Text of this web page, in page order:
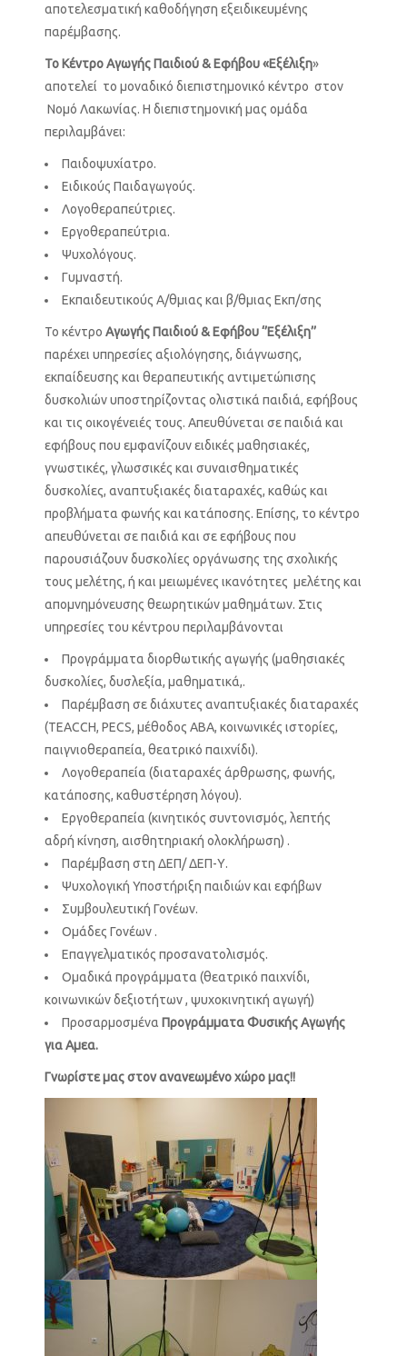
αποτελεσματική καθοδήγηση εξειδικευμένης
παρέμβασης.
Το Κέντρο Αγωγής Παιδιού & Εφήβου «Εξέλιξη»
αποτελεί το μοναδικό διεπιστημονικό κέντρο στον
Νομό Λακωνίας. Η διεπιστημονική μας ομάδα
περιλαμβάνει:
Παιδοψυχίατρο.
Ειδικούς Παιδαγωγούς.
Λογοθεραπεύτριες.
Εργοθεραπεύτρια.
Ψυχολόγους.
Γυμναστή.
Εκπαιδευτικούς Α/θμιας και β/θμιας Εκπ/σης
Το κέντρο Αγωγής Παιδιού & Εφήβου ‘’Εξέλιξη’’
παρέχει υπηρεσίες αξιολόγησης, διάγνωσης,
εκπαίδευσης και θεραπευτικής αντιμετώπισης
δυσκολιών υποστηρίζοντας ολιστικά παιδιά, εφήβους
και τις οικογένειές τους. Απευθύνεται σε παιδιά και
εφήβους που εμφανίζουν ειδικές μαθησιακές,
γνωστικές, γλωσσικές και συναισθηματικές
δυσκολίες, αναπτυξιακές διαταραχές, καθώς και
προβλήματα φωνής και κατάποσης. Επίσης, το κέντρο
απευθύνεται σε παιδιά και σε εφήβους που
παρουσιάζουν δυσκολίες οργάνωσης της σχολικής
τους μελέτης, ή και μειωμένες ικανότητες μελέτης και
απομνημόνευσης θεωρητικών μαθημάτων. Στις
υπηρεσίες του κέντρου περιλαμβάνονται
Προγράμματα διορθωτικής αγωγής (μαθησιακές
δυσκολίες, δυσλεξία, μαθηματικά,.
Παρέμβαση σε διάχυτες αναπτυξιακές διαταραχές
(TEACCH, PECS, μέθοδος ΑΒΑ, κοινωνικές ιστορίες,
παιγνιοθεραπεία, θεατρικό παιχνίδι).
Λογοθεραπεία (διαταραχές άρθρωσης, φωνής,
κατάποσης, καθυστέρηση λόγου).
Εργοθεραπεία (κινητικός συντονισμός, λεπτής
αδρή κίνηση, αισθητηριακή ολοκλήρωση) .
Παρέμβαση στη ΔΕΠ/ ΔΕΠ-Υ.
Ψυχολογική Υποστήριξη παιδιών και εφήβων
Συμβουλευτική Γονέων.
Ομάδες Γονέων .
Επαγγελματικός προσανατολισμός.
Ομαδικά προγράμματα (θεατρικό παιχνίδι,
κοινωνικών δεξιοτήτων , ψυχοκινητική αγωγή)
Προσαρμοσμένα Προγράμματα Φυσικής Αγωγής
για Αμεα.
Γνωρίστε μας στον ανανεωμένο χώρο μας!!